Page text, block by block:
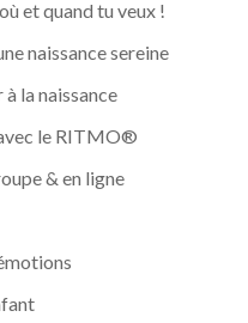
et quand tu veux !
naissance sereine
à la naissance
le RITMO®
& en ligne